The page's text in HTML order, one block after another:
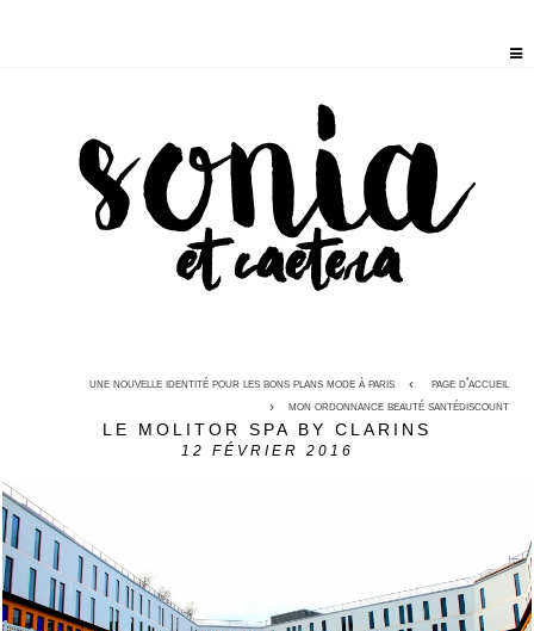
une nouvelle identité pour les bons plans mode à paris
page d'accueil
mon ordonnance beauté santédiscount
LE MOLITOR SPA BY CLARINS
12 FÉVRIER 2016